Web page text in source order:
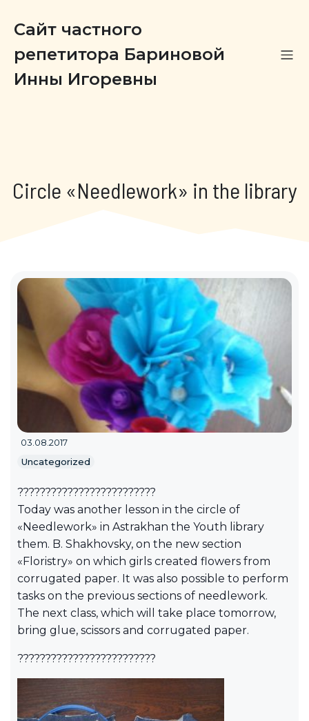
Сайт частного
репетитора Бариновой
Инны Игоревны
Circle «Needlework» in the library
03.08.2017
Uncategorized
?????????????????????????
Today was another lesson in the circle of
«Needlework» in Astrakhan the Youth library
them. B. Shakhovsky, on the new section
«Floristry» on which girls created flowers from
corrugated paper. It was also possible to perform
tasks on the previous sections of needlework.
The next class, which will take place tomorrow,
bring glue, scissors and corrugated paper.
?????????????????????????